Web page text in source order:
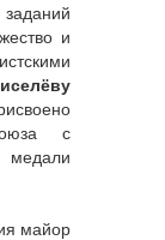
и
с
майор